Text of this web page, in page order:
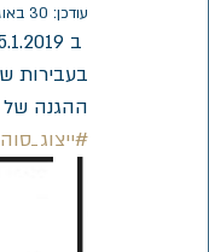
עודכן: 30 באוג׳ 2019
בעבירות
ההגנה של